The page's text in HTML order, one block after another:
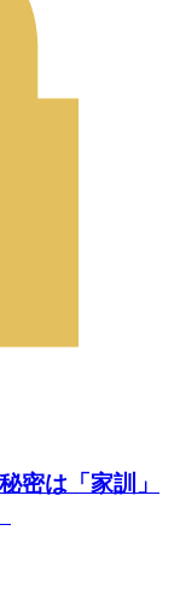
密は「家訓」